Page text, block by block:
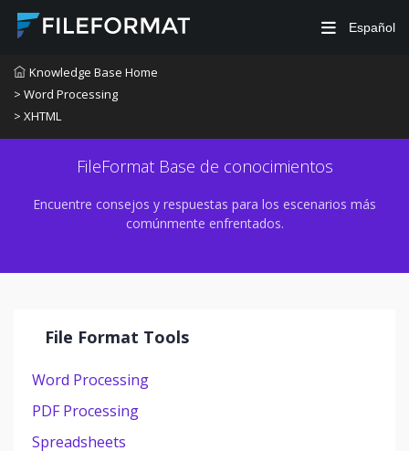
Español
Knowledge Base Home
> Word Processing
> XHTML
FileFormat Base de conocimientos
Encuentre consejos y respuestas para los escenarios más
comúnmente enfrentados.
File Format Tools
Word Processing
PDF Processing
Spreadsheets